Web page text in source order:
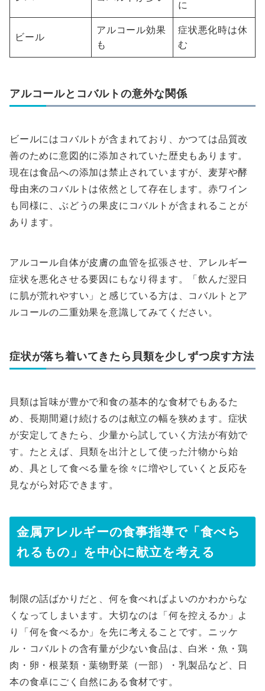
に
ビール
アルコール効果
も
症状悪化時は休
む
アルコールとコバルトの意外な関係
ビールにはコバルトが含まれており、かつては品質改
善のために意図的に添加されていた歴史もあります。
現在は食品への添加は禁止されていますが、麦芽や酵
母由来のコバルトは依然として存在します。赤ワイン
も同様に、ぶどうの果皮にコバルトが含まれることが
あります。
アルコール自体が皮膚の血管を拡張させ、アレルギー
症状を悪化させる要因にもなり得ます。「飲んだ翌日
に肌が荒れやすい」と感じている方は、コバルトとア
ルコールの二重効果を意識してみてください。
症状が落ち着いてきたら貝類を少しずつ戻す方法
貝類は旨味が豊かで和食の基本的な食材でもあるた
め、長期間避け続けるのは献立の幅を狭めます。症状
が安定してきたら、少量から試していく方法が有効で
す。たとえば、貝類を出汁として使った汁物から始
め、具として食べる量を徐々に増やしていくと反応を
見ながら対応できます。
金属アレルギーの食事指導で「食べら
れるもの」を中心に献立を考える
制限の話ばかりだと、何を食べればよいのかわからな
くなってしまいます。大切なのは「何を控えるか」よ
り「何を食べるか」を先に考えることです。ニッケ
ル・コバルトの含有量が少ない食品は、白米・魚・鶏
肉・卵・根菜類・葉物野菜（一部）・乳製品など、日
本の食卓にごく自然にある食材です。